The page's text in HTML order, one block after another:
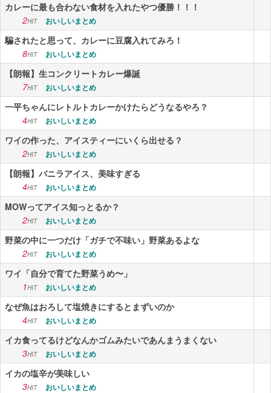
カレーに最も合わない食材を入れたやつ優勝！！！
2HIT おいしいまとめ
騙されたと思って、カレーに豆腐入れてみろ！
8HIT おいしいまとめ
【朗報】生コンクリートカレー爆誕
7HIT おいしいまとめ
一平ちゃんにレトルトカレーかけたらどうなるやろ？
4HIT おいしいまとめ
ワイの作った、アイスティーにいくら出せる？
2HIT おいしいまとめ
【朗報】バニラアイス、美味すぎる
4HIT おいしいまとめ
MOWってアイス知っとるか？
2HIT おいしいまとめ
野菜の中に一つだけ「ガチで不味い」野菜あるよな
2HIT おいしいまとめ
ワイ「自分で育てた野菜うめ〜」
1HIT おいしいまとめ
なぜ魚はおろして塩焼きにするとまずいのか
4HIT おいしいまとめ
イカ食ってるけどなんかゴムみたいであんまうまくない
3HIT おいしいまとめ
イカの塩辛が美味しい
3HIT おいしいまとめ